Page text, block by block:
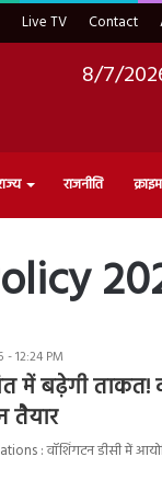
Live TV Contact
8/7/
राजनीति क्राइम
- 12:24 PM
में बढ़ेगी
तैयार
: वॉशिंगटन डीसी में